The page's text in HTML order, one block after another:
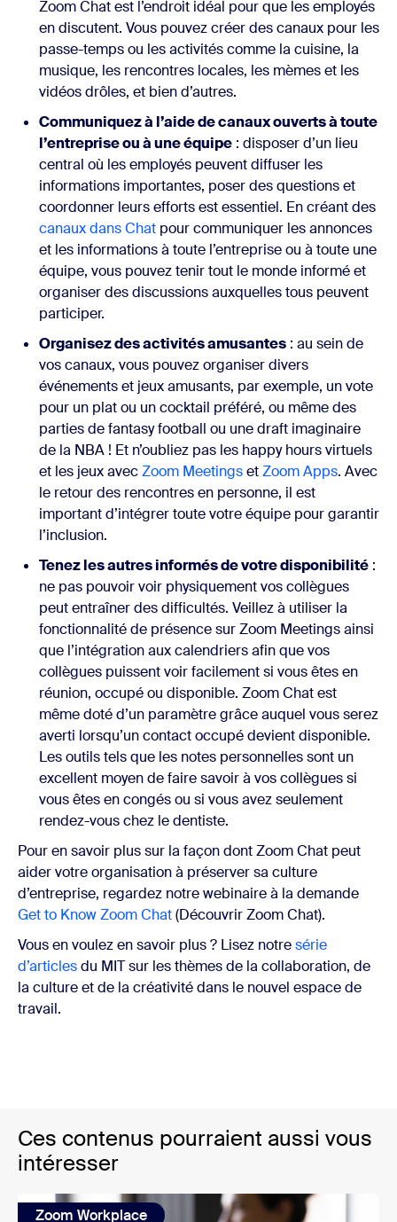
Zoom Chat est l’endroit idéal pour que les employés
en discutent. Vous pouvez créer des canaux pour les
passe-temps ou les activités comme la cuisine, la
musique, les rencontres locales, les mèmes et les
vidéos drôles, et bien d’autres.
Communiquez à l’aide de canaux ouverts à toute
l’entreprise ou à une équipe : disposer d’un lieu
central où les employés peuvent diffuser les
informations importantes, poser des questions et
coordonner leurs efforts est essentiel. En créant des
canaux dans Chat pour communiquer les annonces
et les informations à toute l’entreprise ou à toute une
équipe, vous pouvez tenir tout le monde informé et
organiser des discussions auxquelles tous peuvent
participer.
Organisez des activités amusantes : au sein de
vos canaux, vous pouvez organiser divers
événements et jeux amusants, par exemple, un vote
pour un plat ou un cocktail préféré, ou même des
parties de fantasy football ou une draft imaginaire
de la NBA ! Et n’oubliez pas les happy hours virtuels
et les jeux avecZoom MeetingsetZoom Apps. Avec
le retour des rencontres en personne, il est
important d’intégrer toute votre équipe pour garantir
l’inclusion.
Tenez les autres informés de votre disponibilité :
ne pas pouvoir voir physiquement vos collègues
peut entraîner des difficultés. Veillez à utiliser la
fonctionnalité de présence sur Zoom Meetings ainsi
que l’intégration aux calendriers afin que vos
collègues puissent voir facilement si vous êtes en
réunion, occupé ou disponible. Zoom Chat est
même doté d’un paramètre grâce auquel vous serez
averti lorsqu’un contact occupé devient disponible.
Les outils tels que les notes personnelles sont un
excellent moyen de faire savoir à vos collègues si
vous êtes en congés ou si vous avez seulement
rendez-vous chez le dentiste.
Pour en savoir plus sur la façon dont Zoom Chat peut
aider votre organisation à préserver sa culture
d’entreprise, regardez notre webinaire à la demande
Get to Know Zoom Chat(Découvrir Zoom Chat).
Vous en voulez en savoir plus ? Lisez notresérie
d’articlesdu MIT sur les thèmes de la collaboration, de
la culture et de la créativité dans le nouvel espace de
travail.
Ces contenus pourraient aussi vous
intéresser
Zoom Workplace